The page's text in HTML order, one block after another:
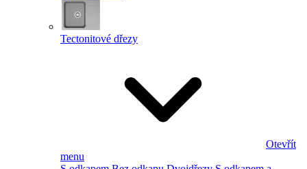
Tectonitové dřezy
Otevřít
menu